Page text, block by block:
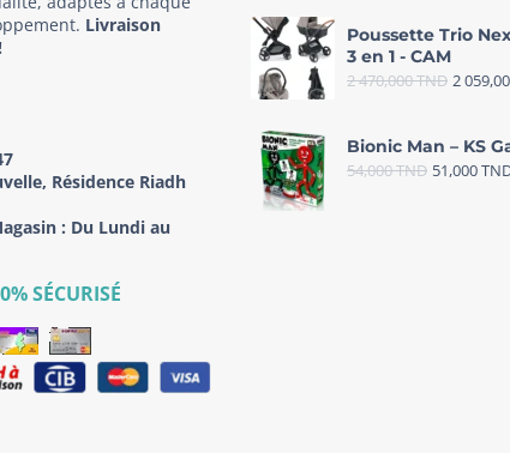
Livraison
Résidence Riadh
: Du Lundi au
SÉCURISÉ
Poussette Trio
3 en 1 - CAM
2 470,000TND 2
Bionic Man – KS
54,000TND 51,000